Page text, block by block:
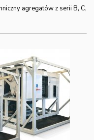
agregatów z serii B, C,